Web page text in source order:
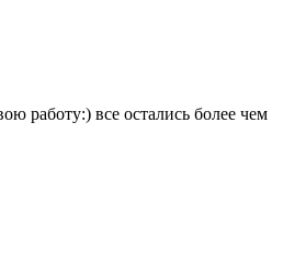
работу:) все остались более чем